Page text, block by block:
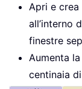
Apri e crea
all’interno
finestre
Aumenta
centinaia